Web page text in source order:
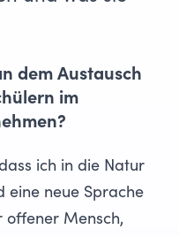
dem Austausch
im
ich in die Natur
eine neue Sprache
offener Mensch,